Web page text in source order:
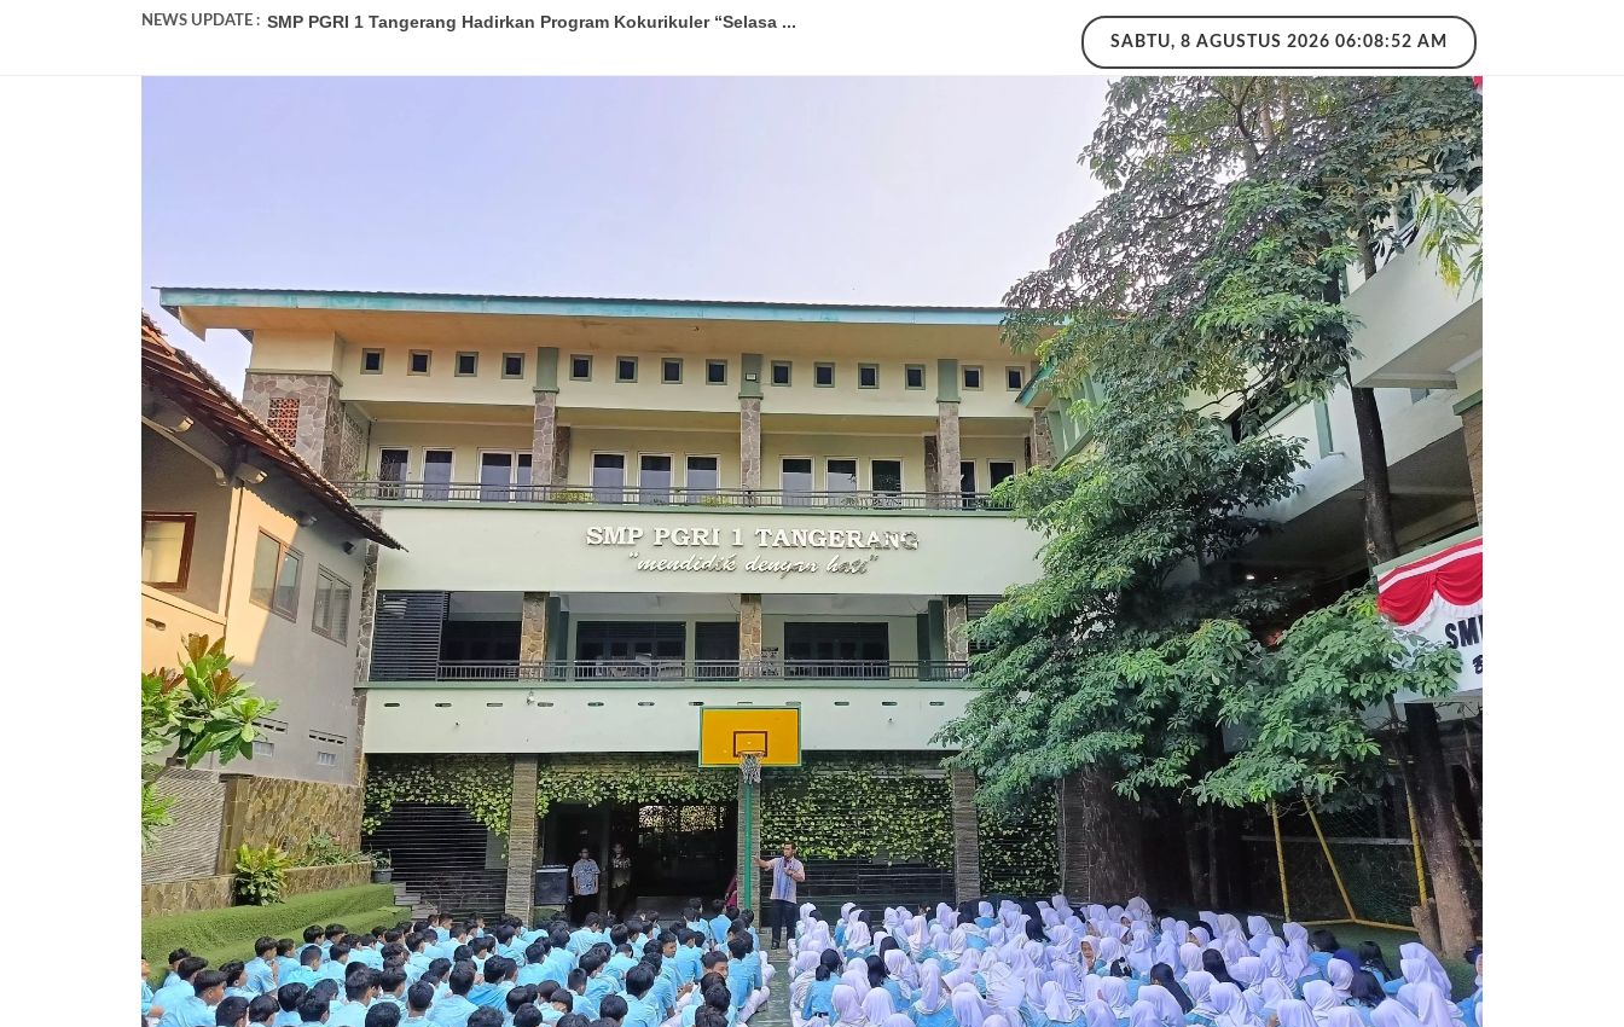
NEWS UPDATE : SMP PGRI 1 Tangerang Hadirkan Program Kokurikuler “Selasa ...
Review Perjalanan P5 SMP PGRI 1 Tangerang Tahun Ajaran 2024/...
Lagi! Peserta Didik SMP PGRI 1 Tangerang Raih Prestasi Akade...
Serah Terima Jabatan Kepala Sekolah Baru SMP PGRI 1 Tangeran...
Sambut Siswa Baru, SMP PGRI 1 Tangerang Gelar MPLS Tahun Aja...
SABTU, 8 AGUSTUS 2026 06:08:53 AM